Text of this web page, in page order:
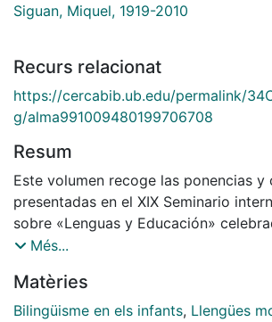
Siguan, Miquel, 1919-2010
Recurs relacionat
https://cercabib.ub.edu/permalink/
g/alma991009480199706708
Resum
Este volumen recoge las ponencias y
presentadas en el XIX Seminario
sobre «Lenguas y Educación»
1994, organizado por el ICE de la
Més...
Matèries
Bilingüisme en els infants, Llengües